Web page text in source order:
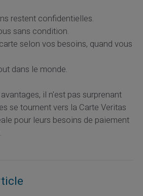
restent confidentielles.
sans condition.
selon vos besoins, quand vous
dans le monde.
il n'est pas surprenant
se tournent vers la Carte Veritas
pour leurs besoins de paiement